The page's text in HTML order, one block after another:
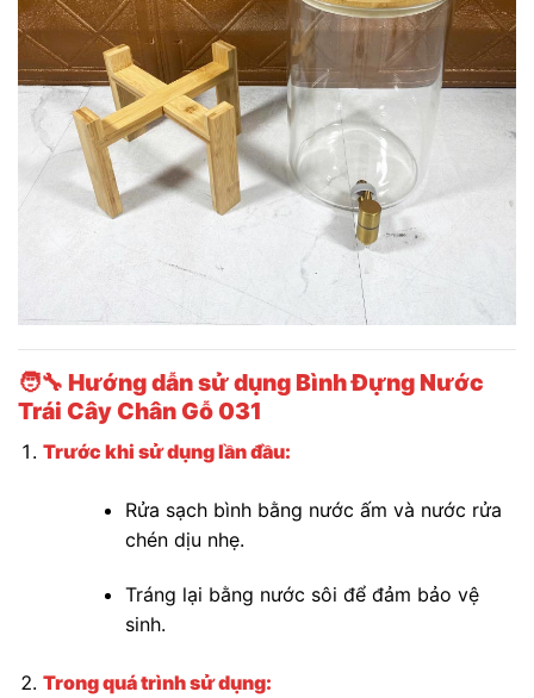
🧑‍🔧 Hướng dẫn sử dụng Bình Đựng Nước
Trái Cây Chân Gỗ 031
Trước khi sử dụng lần đầu:
Rửa sạch bình bằng nước ấm và nước rửa
chén dịu nhẹ.
Tráng lại bằng nước sôi để đảm bảo vệ
sinh.
Trong quá trình sử dụng: